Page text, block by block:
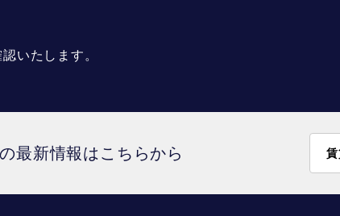
いたします。
最新情報はこちらから